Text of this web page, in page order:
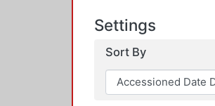
Settings
Sort By